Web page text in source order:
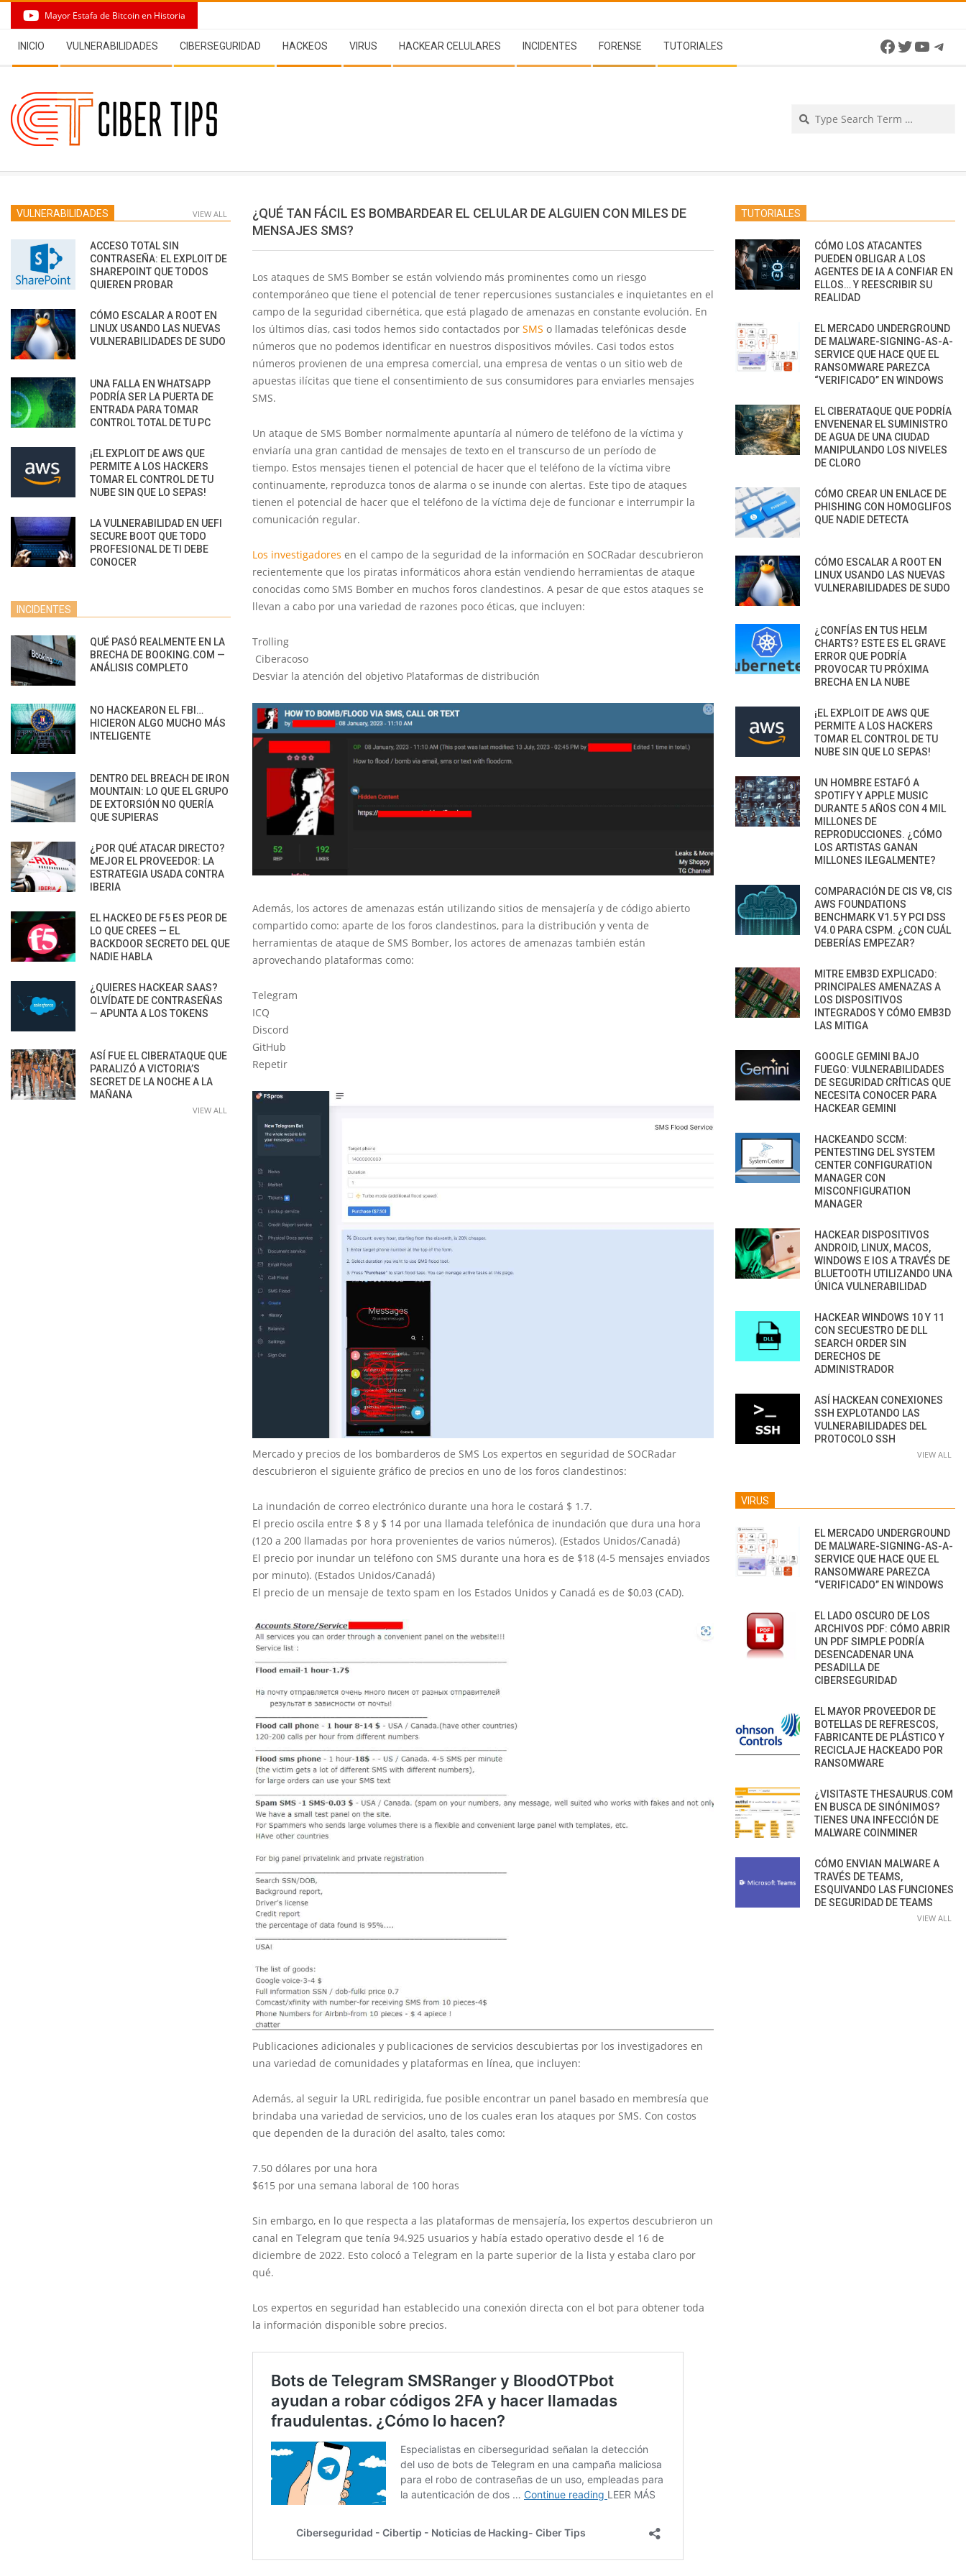
content
Mayor Estafa de Bitcoin en Historia
Navigation
Menu
INICIO VULNERABILIDADES CIBERSEGURIDAD HACKEOS VIRUS HACKEAR CELULARES INCIDENTES FORENSE TUTORIALES Facebook
Twitter
¿QUÉ TAN FÁCIL ES BOMBARDEAR EL CELULAR DE ALGUIEN CON MILES DE
MENSAJES SMS?
Los ataques de SMS Bomber se están volviendo más prominentes como un riesgo
contemporáneo que tiene el potencial de tener repercusiones sustanciales e inquietantes en el
campo de la seguridad cibernética, que está plagado de amenazas en constante evolución. En
los últimos días, casi todos hemos sido contactados por SMS o llamadas telefónicas desde
números que no podemos identificar en nuestros dispositivos móviles. Casi todos estos
números provienen de una empresa comercial, una empresa de ventas o un sitio web de
apuestas ilícitas que tiene el consentimiento de sus consumidores para enviarles mensajes
SMS.
Un ataque de SMS Bomber normalmente apuntaría al número de teléfono de la víctima y
enviaría una gran cantidad de mensajes de texto en el transcurso de un período de
tiempo. Estos mensajes tienen el potencial de hacer que el teléfono de la víctima vibre
continuamente, reproduzca tonos de alarma o se inunde con alertas. Este tipo de ataques
tienen el potencial de hacer que el teléfono de la víctima deje de funcionar e interrumpir la
comunicación regular.
Los investigadores en el campo de la seguridad de la información en SOCRadar descubrieron
recientemente que los piratas informáticos ahora están vendiendo herramientas de ataque
conocidas como SMS Bomber en muchos foros clandestinos. A pesar de que estos ataques se
llevan a cabo por una variedad de razones poco éticas, que incluyen:
Trolling
Ciberacoso
Desviar la atención del objetivo Plataformas de distribución
Además, los actores de amenazas están utilizando sitios de mensajería y de código abierto
compartido como: aparte de los foros clandestinos, para la distribución y venta de
herramientas de ataque de SMS Bomber, los actores de amenazas también están
aprovechando plataformas como:
Telegram
ICQ
Discord
GitHub
Repetir
Mercado y precios de los bombarderos de SMS Los expertos en seguridad de SOCRadar
descubrieron el siguiente gráfico de precios en uno de los foros clandestinos:
La inundación de correo electrónico durante una hora le costará $ 1.7.
El precio oscila entre $ 8 y $ 14 por una llamada telefónica de inundación que dura una hora
(120 a 200 llamadas por hora provenientes de varios números). (Estados Unidos/Canadá)
El precio por inundar un teléfono con SMS durante una hora es de $18 (4-5 mensajes enviados
por minuto). (Estados Unidos/Canadá)
El precio de un mensaje de texto spam en los Estados Unidos y Canadá es de $0,03 (CAD).
Publicaciones adicionales y publicaciones de servicios descubiertas por los investigadores en
una variedad de comunidades y plataformas en línea, que incluyen:
Además, al seguir la URL redirigida, fue posible encontrar un panel basado en membresía que
brindaba una variedad de servicios, uno de los cuales eran los ataques por SMS. Con costos
que dependen de la duración del asalto, tales como:
7.50 dólares por una hora
$615 por una semana laboral de 100 horas
Sin embargo, en lo que respecta a las plataformas de mensajería, los expertos descubrieron un
canal en Telegram que tenía 94.925 usuarios y había estado operativo desde el 16 de
diciembre de 2022. Esto colocó a Telegram en la parte superior de la lista y estaba claro por
qué.
Los expertos en seguridad han establecido una conexión directa con el bot para obtener toda
la información disponible sobre precios.
VULNERABILIDADES VIEW ALL
ACCESO TOTAL SIN
CONTRASEÑA: EL EXPLOIT DE
SHAREPOINT QUE TODOS
QUIEREN PROBAR
CÓMO ESCALAR A ROOT EN
LINUX USANDO LAS NUEVAS
VULNERABILIDADES DE SUDO
UNA FALLA EN WHATSAPP
PODRÍA SER LA PUERTA DE
ENTRADA PARA TOMAR
CONTROL TOTAL DE TU PC
¡EL EXPLOIT DE AWS QUE
PERMITE A LOS HACKERS
TOMAR EL CONTROL DE TU
NUBE SIN QUE LO SEPAS!
LA VULNERABILIDAD EN UEFI
SECURE BOOT QUE TODO
PROFESIONAL DE TI DEBE
CONOCER
INCIDENTES
QUÉ PASÓ REALMENTE EN LA
BRECHA DE BOOKING.COM —
ANÁLISIS COMPLETO
NO HACKEARON EL FBI…
HICIERON ALGO MUCHO MÁS
INTELIGENTE
DENTRO DEL BREACH DE IRON
MOUNTAIN: LO QUE EL GRUPO
DE EXTORSIÓN NO QUERÍA
QUE SUPIERAS
¿POR QUÉ ATACAR DIRECTO?
MEJOR EL PROVEEDOR: LA
ESTRATEGIA USADA CONTRA
IBERIA
EL HACKEO DE F5 ES PEOR DE
LO QUE CREES — EL
BACKDOOR SECRETO DEL QUE
NADIE HABLA
¿QUIERES HACKEAR SAAS?
OLVÍDATE DE CONTRASEÑAS
— APUNTA A LOS TOKENS
ASÍ FUE EL CIBERATAQUE QUE
PARALIZÓ A VICTORIA’S
SECRET DE LA NOCHE A LA
MAÑANA
VIEW ALL
TUTORIALES
CÓMO LOS ATACANTES
PUEDEN OBLIGAR A LOS
AGENTES DE IA A CONFIAR EN
ELLOS… Y REESCRIBIR SU
REALIDAD
EL MERCADO UNDERGROUND
DE MALWARE-SIGNING-AS-A-
SERVICE QUE HACE QUE EL
RANSOMWARE PAREZCA
“VERIFICADO” EN WINDOWS
EL CIBERATAQUE QUE PODRÍA
ENVENENAR EL SUMINISTRO
DE AGUA DE UNA CIUDAD
MANIPULANDO LOS NIVELES
DE CLORO
CÓMO CREAR UN ENLACE DE
PHISHING CON HOMOGLIFOS
QUE NADIE DETECTA
CÓMO ESCALAR A ROOT EN
LINUX USANDO LAS NUEVAS
VULNERABILIDADES DE SUDO
¿CONFÍAS EN TUS HELM
CHARTS? ESTE ES EL GRAVE
ERROR QUE PODRÍA
PROVOCAR TU PRÓXIMA
BRECHA EN LA NUBE
¡EL EXPLOIT DE AWS QUE
PERMITE A LOS HACKERS
TOMAR EL CONTROL DE TU
NUBE SIN QUE LO SEPAS!
UN HOMBRE ESTAFÓ A
SPOTIFY Y APPLE MUSIC
DURANTE 5 AÑOS CON 4 MIL
MILLONES DE
REPRODUCCIONES. ¿CÓMO
LOS ARTISTAS GANAN
MILLONES ILEGALMENTE?
COMPARACIÓN DE CIS V8, CIS
AWS FOUNDATIONS
BENCHMARK V1.5 Y PCI DSS
V4.0 PARA CSPM. ¿CON CUÁL
DEBERÍAS EMPEZAR?
MITRE EMB3D EXPLICADO:
PRINCIPALES AMENAZAS A
LOS DISPOSITIVOS
INTEGRADOS Y CÓMO EMB3D
LAS MITIGA
GOOGLE GEMINI BAJO
FUEGO: VULNERABILIDADES
DE SEGURIDAD CRÍTICAS QUE
NECESITA CONOCER PARA
HACKEAR GEMINI
HACKEANDO SCCM:
PENTESTING DEL SYSTEM
CENTER CONFIGURATION
MANAGER CON
MISCONFIGURATION
MANAGER
HACKEAR DISPOSITIVOS
ANDROID, LINUX, MACOS,
WINDOWS E IOS A TRAVÉS DE
BLUETOOTH UTILIZANDO UNA
ÚNICA VULNERABILIDAD
HACKEAR WINDOWS 10 Y 11
CON SECUESTRO DE DLL
SEARCH ORDER SIN
DERECHOS DE
ADMINISTRADOR
ASÍ HACKEAN CONEXIONES
SSH EXPLOTANDO LAS
VULNERABILIDADES DEL
PROTOCOLO SSH
VIEW ALL
VIRUS
EL MERCADO UNDERGROUND
DE MALWARE-SIGNING-AS-A-
SERVICE QUE HACE QUE EL
RANSOMWARE PAREZCA
“VERIFICADO” EN WINDOWS
EL LADO OSCURO DE LOS
ARCHIVOS PDF: CÓMO ABRIR
UN PDF SIMPLE PODRÍA
DESENCADENAR UNA
PESADILLA DE
CIBERSEGURIDAD
EL MAYOR PROVEEDOR DE
BOTELLAS DE REFRESCOS,
FABRICANTE DE PLÁSTICO Y
RECICLAJE HACKEADO POR
RANSOMWARE
¿VISITASTE THESAURUS.COM
EN BUSCA DE SINÓNIMOS?
TIENES UNA INFECCIÓN DE
MALWARE COINMINER
CÓMO ENVIAN MALWARE A
TRAVÉS DE TEAMS,
ESQUIVANDO LAS FUNCIONES
DE SEGURIDAD DE TEAMS
VIEW ALL